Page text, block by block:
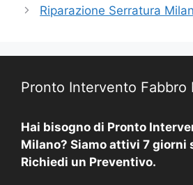
Riparazione Serratura
Pronto Intervento Fabbro
Hai bisogno di Pronto
Milano? Siamo attivi 7 giorni
Richiedi un Preventivo.